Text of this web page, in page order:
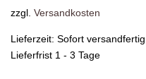
zzgl. Versandkosten
Lieferzeit: Sofort versandfertig,
Lieferfrist 1 - 3 Tage